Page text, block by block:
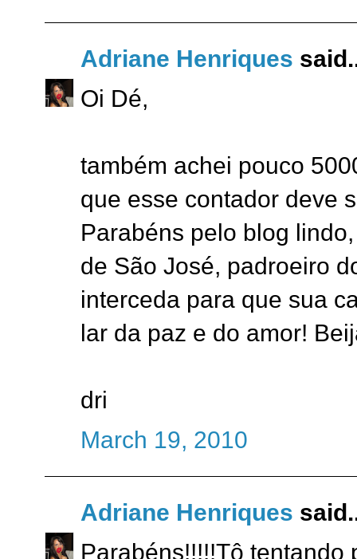
Adriane Henriques
Oi Dé,
também achei pouco
que esse contador deve
Parabéns pelo blog
de São José, padroeiro
interceda para que sua
lar da paz e do amor!
dri
March 19, 2010
Adriane Henriques
Parabéns!!!!!Tô